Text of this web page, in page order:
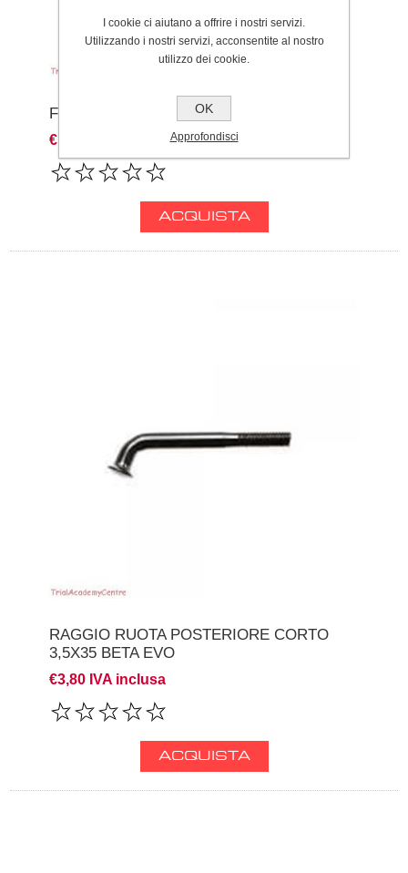
FERMO PIGNONE BETA REV-EVO
€1,00 IVA inclusa
RAGGIO RUOTA POSTERIORE CORTO
3,5X35 BETA EVO
€3,80 IVA inclusa
I cookie ci aiutano a offrire i nostri servizi.
Utilizzando i nostri servizi, acconsentite al nostro
utilizzo dei cookie.
OK
Approfondisci